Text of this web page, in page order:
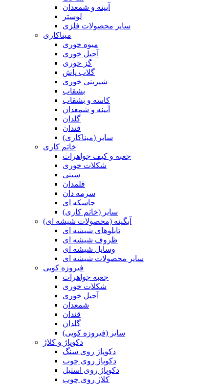
آیینه و شمعدان
لوستر
سایر محصولات فلزی
میناکاری
میوه خوری
آجیل خوری
گز خوری
گلاب پاش
شیرینی خوری
بشقاب
کاسه و بشقاب
آیینه و شمعدان
گلدان
قندان
سایر (میناکاری)
خاتم کاری
جعبه و کیف جواهرات
شکلات خوری
سینی
قلمدان
سرمه دان
جاسکه ای
سایر (خاتم کاری)
آبگینه (محصولات شیشه ای)
تابلوهای شیشه ای
ظروف شیشه ای
وسایل شیشه ای
سایر محصولات شیشه ای
فیروزه کوبی
جعبه جواهرات
شکلات خوری
آجیل خوری
شمعدان
قندان
گلدان
سایر (فیروزه کوبی)
دکوپاژ و کلاژ
دکوپاژ روی سنگ
دکوپاژ روی چوب
دکوپاژ روی استیل
کلاژ روی چوب